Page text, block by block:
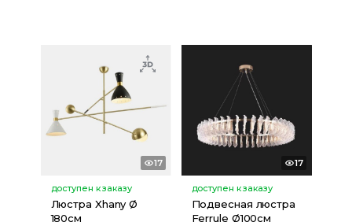
17
доступен к заказу
Люстра Xhany Ø
180см
17
доступен к заказу
Подвесная люстра
Ferrule Ø100см